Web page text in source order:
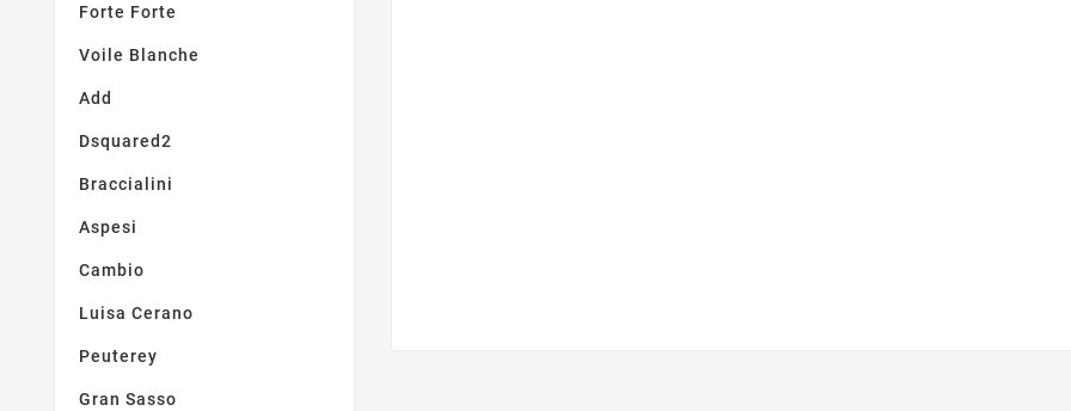
Forte Forte
Voile Blanche
Add
Dsquared2
Braccialini
Aspesi
Cambio
Luisa Cerano
Peuterey
Gran Sasso